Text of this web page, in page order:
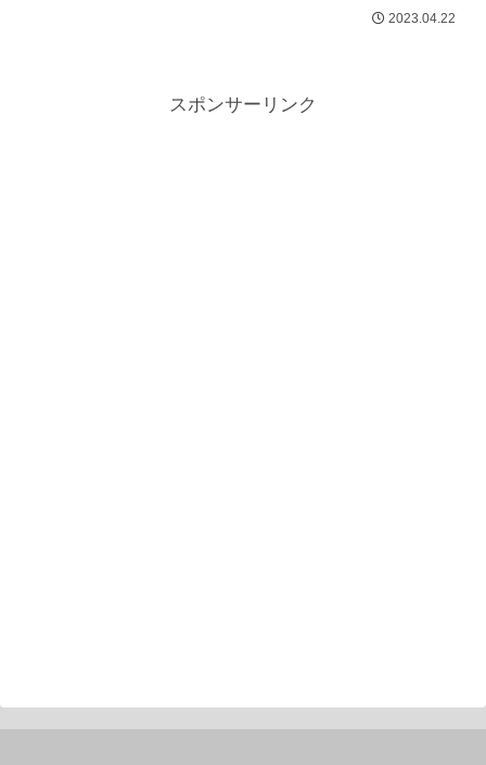
成り立つのかと店長に聞いたところ、他
2023.04.22
スポンサーリンク